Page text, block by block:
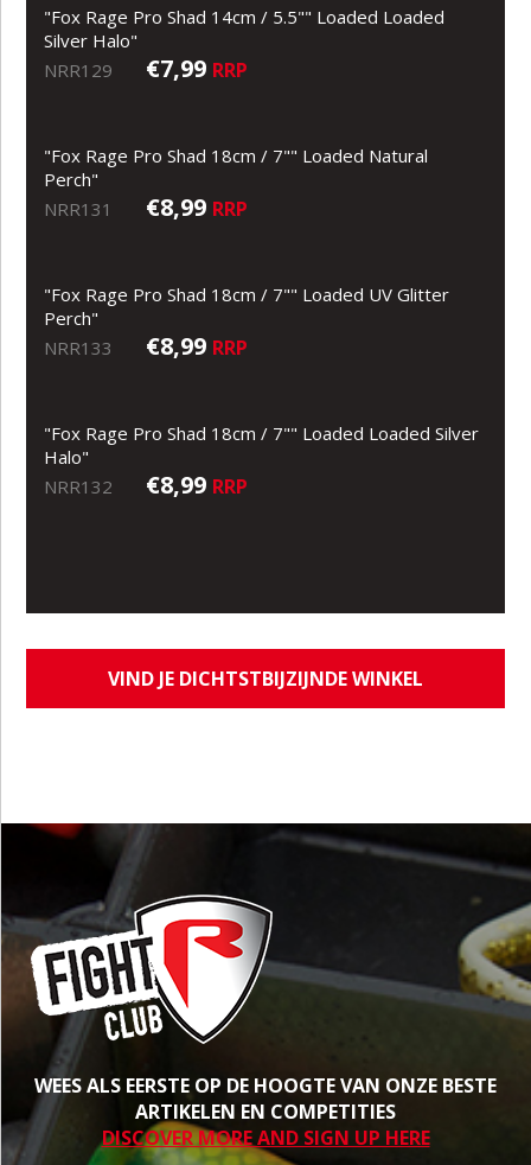
"Fox Rage Pro Shad 14cm / 5.5"" Loaded Loaded
Silver Halo"
NRR129
€7,99 RRP
"Fox Rage Pro Shad 18cm / 7"" Loaded Natural
Perch"
NRR131
€8,99 RRP
"Fox Rage Pro Shad 18cm / 7"" Loaded UV Glitter
Perch"
NRR133
€8,99 RRP
"Fox Rage Pro Shad 18cm / 7"" Loaded Loaded Silver
Halo"
NRR132
€8,99 RRP
VIND JE DICHTSTBIJZIJNDE WINKEL
WEES ALS EERSTE OP DE HOOGTE VAN ONZE BESTE
ARTIKELEN EN COMPETITIES
DISCOVER MORE AND SIGN UP HERE